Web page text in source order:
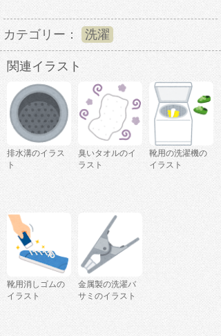
カテゴリー： 洗濯
関連イラスト
排水溝のイラス
ト
臭いタオルのイ
ラスト
靴用の洗濯機の
イラスト
靴用消しゴムの
イラスト
金属製の洗濯バ
サミのイラスト